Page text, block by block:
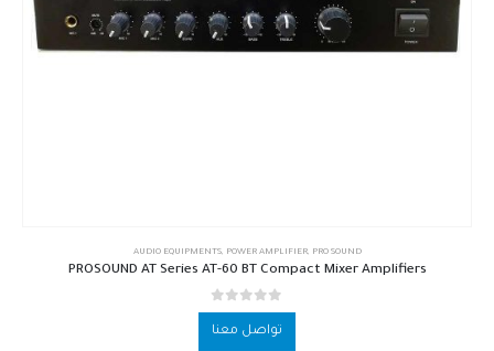
AUDIO EQUIPMENTS, POWER AMPLIFIER, PRO SOUND
PROSOUND AT Series AT-60 BT Compact Mixer Amplifiers
0
out of 5
تواصل معنا